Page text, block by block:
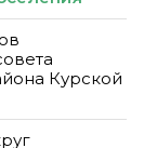
Курской